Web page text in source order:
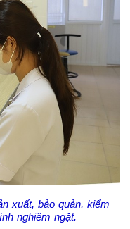
xuất, bảo quản, kiểm
nghiêm ngặt.